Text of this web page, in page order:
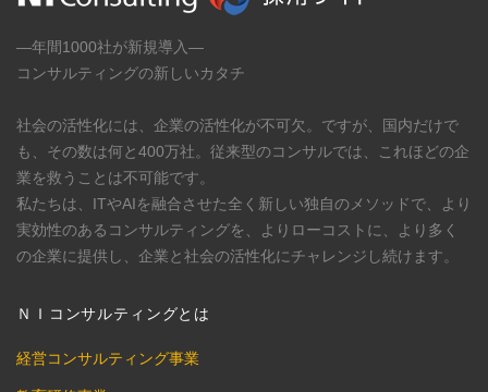
―年間1000社が新規導入―
コンサルティングの新しいカタチ
社会の活性化には、企業の活性化が不可欠。ですが、国内だけで
も、その数は何と400万社。従来型のコンサルでは、これほどの企
業を救うことは不可能です。
私たちは、ITやAIを融合させた全く新しい独自のメソッドで、より
実効性のあるコンサルティングを、よりローコストに、より多く
の企業に提供し、企業と社会の活性化にチャレンジし続けます。
ＮＩコンサルティングとは
経営コンサルティング事業